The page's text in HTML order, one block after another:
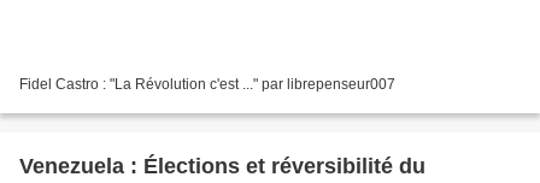
Fidel Castro : "La Révolution c'est ..." par librepenseur007
Venezuela : Élections et réversibilité du